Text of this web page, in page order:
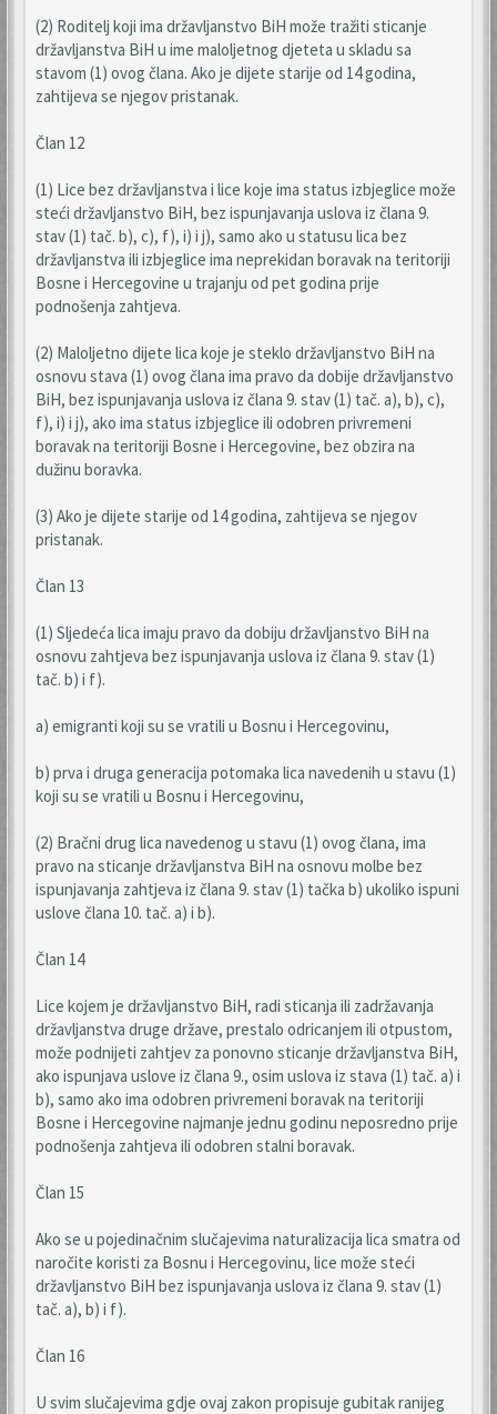
(2) Roditelj koji ima državljanstvo BiH može tražiti sticanje
državljanstva BiH u ime maloljetnog djeteta u skladu sa
stavom (1) ovog člana. Ako je dijete starije od 14 godina,
zahtijeva se njegov pristanak.
Član 12
(1) Lice bez državljanstva i lice koje ima status izbjeglice može
steći državljanstvo BiH, bez ispunjavanja uslova iz člana 9.
stav (1) tač. b), c), f), i) i j), samo ako u statusu lica bez
državljanstva ili izbjeglice ima neprekidan boravak na teritoriji
Bosne i Hercegovine u trajanju od pet godina prije
podnošenja zahtjeva.
(2) Maloljetno dijete lica koje je steklo državljanstvo BiH na
osnovu stava (1) ovog člana ima pravo da dobije državljanstvo
BiH, bez ispunjavanja uslova iz člana 9. stav (1) tač. a), b), c),
f), i) i j), ako ima status izbjeglice ili odobren privremeni
boravak na teritoriji Bosne i Hercegovine, bez obzira na
dužinu boravka.
(3) Ako je dijete starije od 14 godina, zahtijeva se njegov
pristanak.
Član 13
(1) Sljedeća lica imaju pravo da dobiju državljanstvo BiH na
osnovu zahtjeva bez ispunjavanja uslova iz člana 9. stav (1)
tač. b) i f).
a) emigranti koji su se vratili u Bosnu i Hercegovinu,
b) prva i druga generacija potomaka lica navedenih u stavu (1)
koji su se vratili u Bosnu i Hercegovinu,
(2) Bračni drug lica navedenog u stavu (1) ovog člana, ima
pravo na sticanje državljanstva BiH na osnovu molbe bez
ispunjavanja zahtjeva iz člana 9. stav (1) tačka b) ukoliko ispuni
uslove člana 10. tač. a) i b).
Član 14
Lice kojem je državljanstvo BiH, radi sticanja ili zadržavanja
državljanstva druge države, prestalo odricanjem ili otpustom,
može podnijeti zahtjev za ponovno sticanje državljanstva BiH,
ako ispunjava uslove iz člana 9., osim uslova iz stava (1) tač. a) i
b), samo ako ima odobren privremeni boravak na teritoriji
Bosne i Hercegovine najmanje jednu godinu neposredno prije
podnošenja zahtjeva ili odobren stalni boravak.
Član 15
Ako se u pojedinačnim slučajevima naturalizacija lica smatra od
naročite koristi za Bosnu i Hercegovinu, lice može steći
državljanstvo BiH bez ispunjavanja uslova iz člana 9. stav (1)
tač. a), b) i f).
Član 16
U svim slučajevima gdje ovaj zakon propisuje gubitak ranijeg